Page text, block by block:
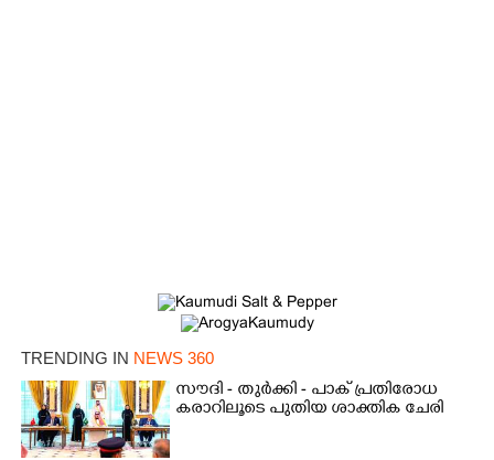
TRENDING IN NEWS 360
സൗദി - തുർക്കി - പാക് പ്രതിരോധ
കരാറിലൂടെ പുതിയ ശാക്തിക ചേരി